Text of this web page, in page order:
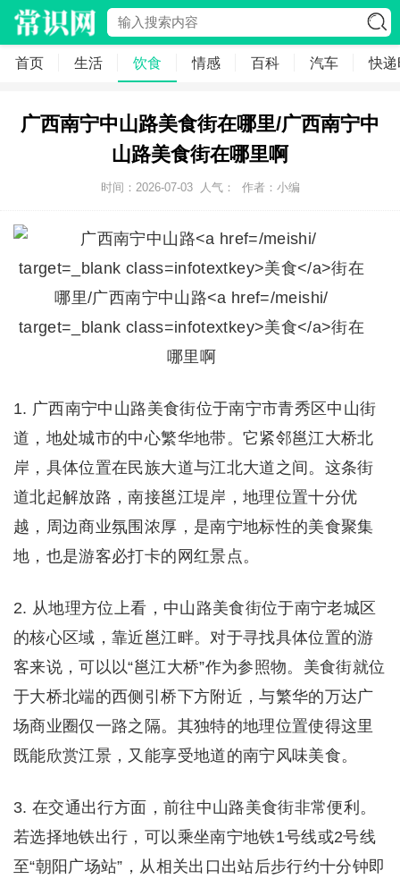
首页 生活 饮食 情感 百科 汽车 快
广西南宁中山路美食街在哪里/广西南宁中
山路美食街在哪里啊
时间：2026-07-03 人气： 作者：小编
1. 广西南宁中山路美食街位于南宁市青秀区中山街
道，地处城市的中心繁华地带。它紧邻邕江大桥北
岸，具体位置在民族大道与江北大道之间。这条街
道北起解放路，南接邕江堤岸，地理位置十分优
越，周边商业氛围浓厚，是南宁地标性的美食聚集
地，也是游客必打卡的网红景点。
2. 从地理方位上看，中山路美食街位于南宁老城区
的核心区域，靠近邕江畔。对于寻找具体位置的游
客来说，可以以“邕江大桥”作为参照物。美食街就位
于大桥北端的西侧引桥下方附近，与繁华的万达广
场商业圈仅一路之隔。其独特的地理位置使得这里
既能欣赏江景，又能享受地道的南宁风味美食。
3. 在交通出行方面，前往中山路美食街非常便利。
若选择地铁出行，可以乘坐南宁地铁1号线或2号线
至“朝阳广场站”，从相关出口出站后步行约十分钟即